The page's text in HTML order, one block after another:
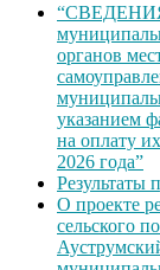
“СВЕДЕНИЯ
органов
указанием
на оплату
2026 года”
Результаты
О проекте
сельского